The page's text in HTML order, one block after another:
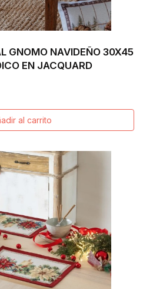
GNOMO NAVIDEÑO 30X45
EN JACQUARD
al carrito